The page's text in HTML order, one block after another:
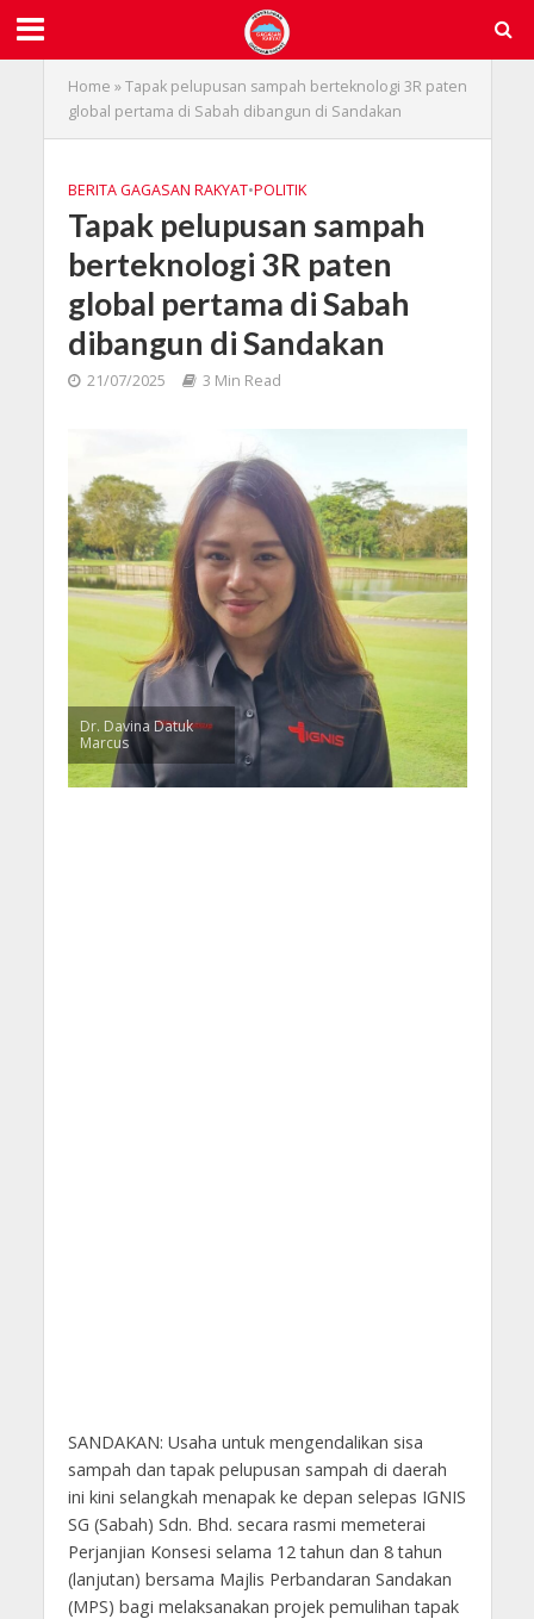
Home »Tapak pelupusan sampah berteknologi 3R paten
global pertama di Sabah dibangun di Sandakan
BERITA GAGASAN RAKYAT•POLITIK
Tapak pelupusan sampah
berteknologi 3R paten
global pertama di Sabah
dibangun di Sandakan
21/07/2025 3 Min Read
Dr. Davina Datuk
Marcus
SANDAKAN: Usaha untuk mengendalikan sisa
sampah dan tapak pelupusan sampah di daerah
ini kini selangkah menapak ke depan selepas IGNIS
SG (Sabah) Sdn. Bhd. secara rasmi memeterai
Perjanjian Konsesi selama 12 tahun dan 8 tahun
(lanjutan) bersama Majlis Perbandaran Sandakan
(MPS) bagi melaksanakan projek pemulihan tapak